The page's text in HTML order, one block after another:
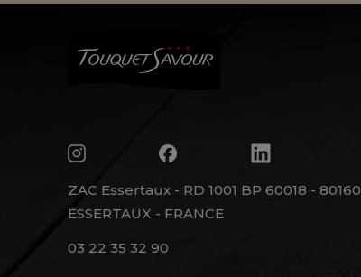
ZAC Essertaux - RD 1001 BP 60018 - 80160
ESSERTAUX - FRANCE
03 22 35 32 90